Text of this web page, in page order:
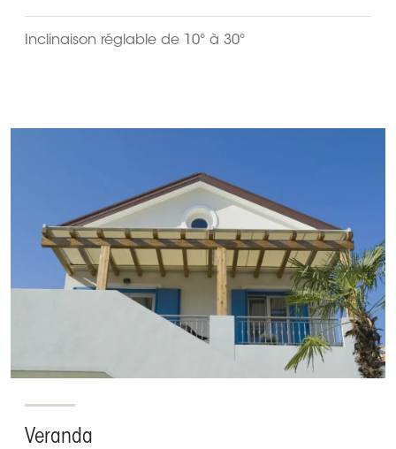
Inclinaison réglable de 10° à 30°
Veranda